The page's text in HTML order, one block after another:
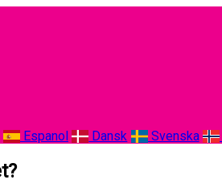
Espanol Dansk Svenska